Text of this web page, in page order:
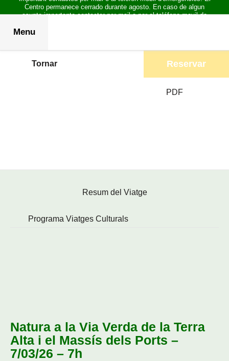
Centro permanece cerrado durante agosto. En caso de algun
asunto importante contactar por mail o por el teléfono movil de
Menu
Tornar Reservar
PDF
Resum del Viatge
Programa Viatges Culturals
Natura a la Via Verda de la Terra
Alta i el Massís dels Ports –
7/03/26 – 7h